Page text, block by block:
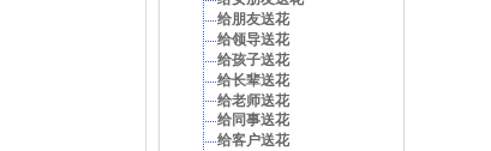
给朋友送花
给领导送花
给孩子送花
给长辈送花
给老师送花
给同事送花
给客户送花